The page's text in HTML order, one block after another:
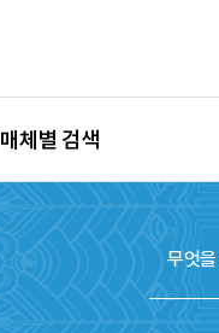
매체별 검색
이미지
동영상
음원